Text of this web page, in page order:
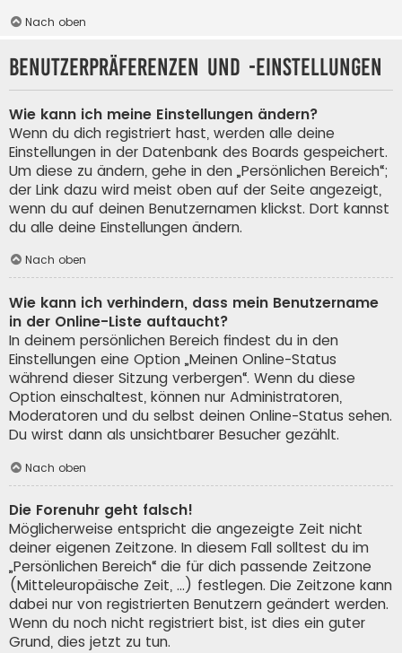
Nach oben
Benutzerpräferenzen und -einstellungen
Wie kann ich meine Einstellungen ändern?
Wenn du dich registriert hast, werden alle deine
Einstellungen in der Datenbank des Boards gespeichert.
Um diese zu ändern, gehe in den „Persönlichen Bereich“;
der Link dazu wird meist oben auf der Seite angezeigt,
wenn du auf deinen Benutzernamen klickst. Dort kannst
du alle deine Einstellungen ändern.
Nach oben
Wie kann ich verhindern, dass mein Benutzername
in der Online-Liste auftaucht?
In deinem persönlichen Bereich findest du in den
Einstellungen eine Option „Meinen Online-Status
während dieser Sitzung verbergen“. Wenn du diese
Option einschaltest, können nur Administratoren,
Moderatoren und du selbst deinen Online-Status sehen.
Du wirst dann als unsichtbarer Besucher gezählt.
Nach oben
Die Forenuhr geht falsch!
Möglicherweise entspricht die angezeigte Zeit nicht
deiner eigenen Zeitzone. In diesem Fall solltest du im
„Persönlichen Bereich“ die für dich passende Zeitzone
(Mitteleuropäische Zeit, ...) festlegen. Die Zeitzone kann
dabei nur von registrierten Benutzern geändert werden.
Wenn du noch nicht registriert bist, ist dies ein guter
Grund, dies jetzt zu tun.